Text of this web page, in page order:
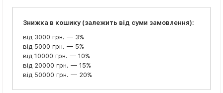
Знижка в кошику (залежить від суми замовлення):
від 3000 грн. — 3%
від 5000 грн. — 5%
від 10000 грн. — 10%
від 20000 грн. — 15%
від 50000 грн. — 20%